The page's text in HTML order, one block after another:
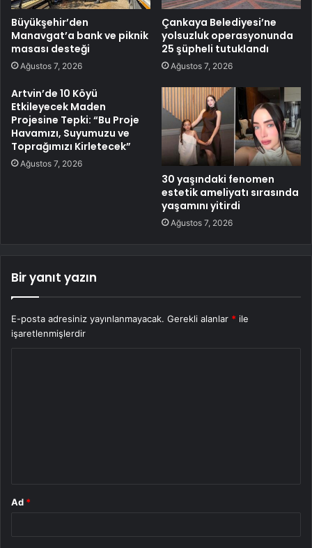
Büyükşehir’den
Manavgat’a bank ve piknik
masası desteği
Ağustos 7, 2026
Çankaya Belediyesi’ne
yolsuzluk operasyonunda
25 şüpheli tutuklandı
Ağustos 7, 2026
Artvin’de 10 Köyü
Etkileyecek Maden
Projesine Tepki: “Bu Proje
Havamızı, Suyumuzu ve
Toprağımızı Kirletecek”
Ağustos 7, 2026
30 yaşındaki fenomen
estetik ameliyatı sırasında
yaşamını yitirdi
Ağustos 7, 2026
Bir yanıt yazın
E-posta adresiniz yayınlanmayacak. Gerekli alanlar * ile
işaretlenmişlerdir
Ad *